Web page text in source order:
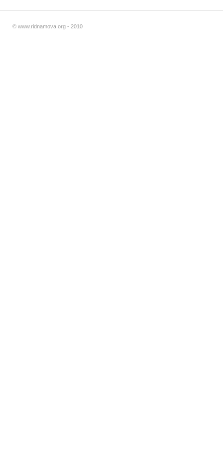
© www.ridnamova.org - 2010